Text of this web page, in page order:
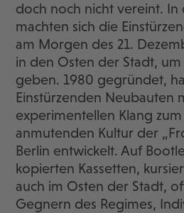
doch noch nicht vereint. In
machten sich die
am Morgen des 21.
in den Osten der Stadt, um
geben. 1980 gegründet,
Einstürzenden Neubauten
experimentellen Klang
anmutenden Kultur der
Berlin entwickelt. Auf
kopierten Kassetten,
auch im Osten der Stadt,
Gegnern des Regimes,